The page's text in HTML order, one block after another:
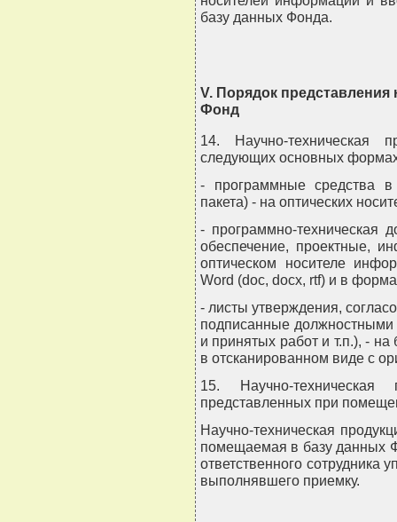
базу данных Фонда.
V. Порядок представления
Фонд
14. Научно-техническая
следующих основных
- программные средства в
пакета) - на оптических
- программно-техническая
обеспечение, проектные,
оптическом носителе
Word (doc, docx, rtf) и в
- листы утверждения,
подписанные
и принятых работ и т.п.), -
в отсканированном виде с
15. Научно-
представленных при
Научно-техническая
помещаемая в базу данных
ответственного сотрудника
выполнявшего приемку.